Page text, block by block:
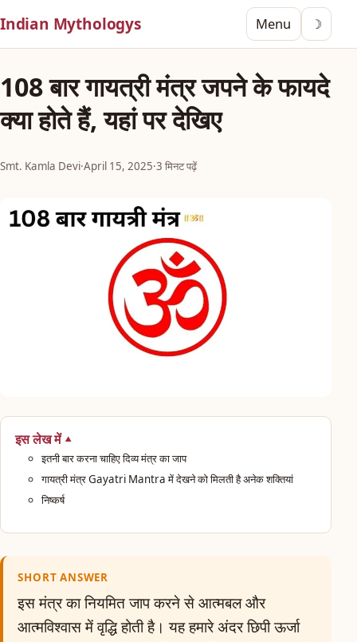
Indian Mythologys Menu ☽
108 बार गायत्री मंत्र जपने के फायदे
क्या होते हैं, यहां पर देखिए
Smt. Kamla Devi·April 15, 2025·3 मिनट पढ़ें
इस लेख में
इतनी बार करना चाहिए दिव्य मंत्र का जाप
गायत्री मंत्र Gayatri Mantra में देखने को मिलती है अनेक शक्तियां
निष्कर्ष
SHORT ANSWER
इस मंत्र का नियमित जाप करने से आत्मबल और
आत्मविश्वास में वृद्धि होती है। यह हमारे अंदर छिपी ऊर्जा